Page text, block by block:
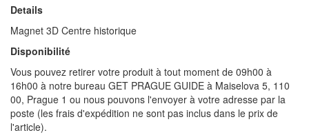
Details
Magnet 3D Centre historique
Disponibilité
Vous pouvez retirer votre produit à tout moment de 09h00 à
16h00 à notre bureau GET PRAGUE GUIDE à Maiselova 5, 110
00, Prague 1 ou nous pouvons l'envoyer à votre adresse par la
poste (les frais d'expédition ne sont pas inclus dans le prix de
l'article).